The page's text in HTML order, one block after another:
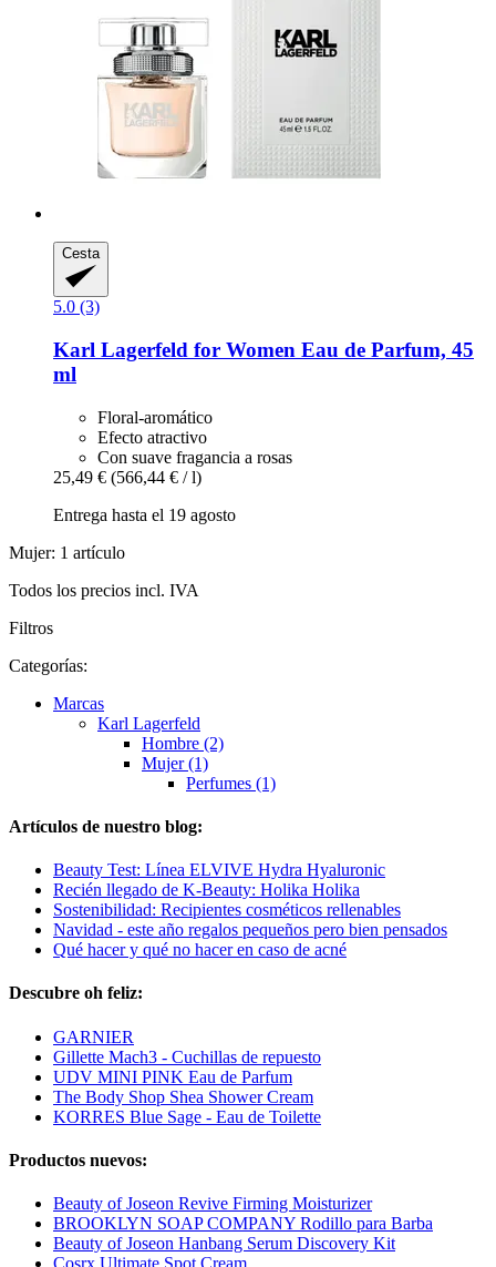
Cesta
5.0 (3)
Karl Lagerfeld for Women Eau de Parfum, 45
ml
Floral-aromático
Efecto atractivo
Con suave fragancia a rosas
25,49 € (566,44 € / l)
Entrega hasta el 19 agosto
Mujer: 1 artículo
Todos los precios incl. IVA
Filtros
Categorías:
Marcas
Karl Lagerfeld
Hombre (2)
Mujer (1)
Perfumes (1)
Artículos de nuestro blog:
Beauty Test: Línea ELVIVE Hydra Hyaluronic
Recién llegado de K-Beauty: Holika Holika
Sostenibilidad: Recipientes cosméticos rellenables
Navidad - este año regalos pequeños pero bien pensados
Qué hacer y qué no hacer en caso de acné
Descubre oh feliz:
GARNIER
Gillette Mach3 - Cuchillas de repuesto
UDV MINI PINK Eau de Parfum
The Body Shop Shea Shower Cream
KORRES Blue Sage - Eau de Toilette
Productos nuevos:
Beauty of Joseon Revive Firming Moisturizer
BROOKLYN SOAP COMPANY Rodillo para Barba
Beauty of Joseon Hanbang Serum Discovery Kit